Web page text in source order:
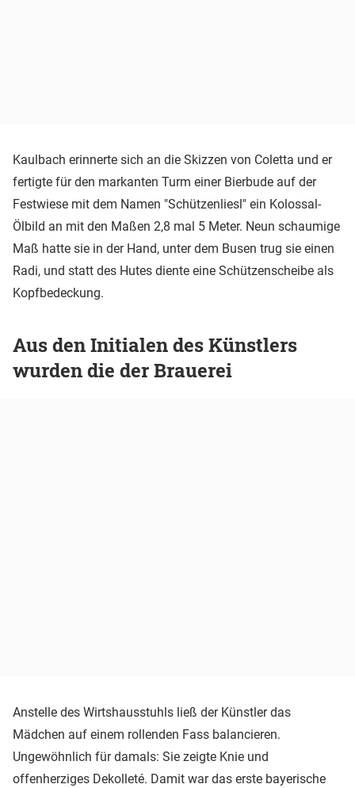
Kaulbach erinnerte sich an die Skizzen von Coletta und er
fertigte für den markanten Turm einer Bierbude auf der
Festwiese mit dem Namen "Schützenliesl" ein Kolossal-
Ölbild an mit den Maßen 2,8 mal 5 Meter. Neun schaumige
Maß hatte sie in der Hand, unter dem Busen trug sie einen
Radi, und statt des Hutes diente eine Schützenscheibe als
Kopfbedeckung.
Aus den Initialen des Künstlers
wurden die der Brauerei
Anstelle des Wirtshausstuhls ließ der Künstler das
Mädchen auf einem rollenden Fass balancieren.
Ungewöhnlich für damals: Sie zeigte Knie und
offenherziges Dekolleté. Damit war das erste bayerische